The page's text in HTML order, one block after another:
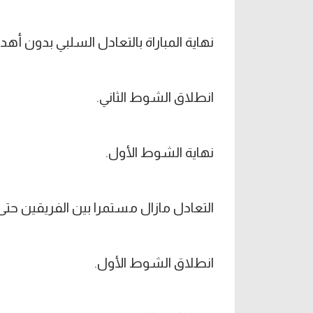
نهاية المباراة بالتعادل السلبي بدون
انطلاق الشوط الثاني.
نهاية الشوط الأول.
التعادل مازال مستمرا بين الفريقين
انطلاق الشوط الأول.